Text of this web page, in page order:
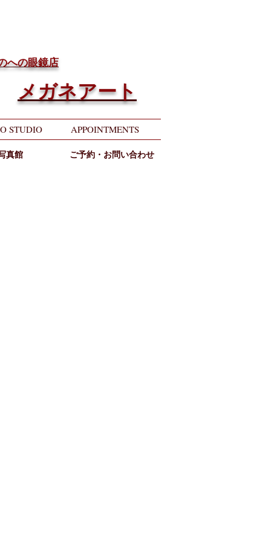
への眼鏡店
メガネアート
STUDIO APPOINTMENTS
真館 ご予約・お問い合わせ